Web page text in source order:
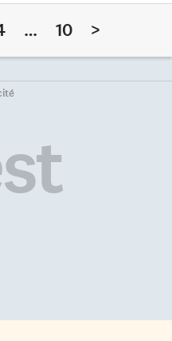
«on peut expliquer les
rhume, avec une à trois
semaines d’avance», conclut
Philip Polgreen, de l’Université
Google, arrivent à un constat
similaire: entre 2003 et […]
… 10 >